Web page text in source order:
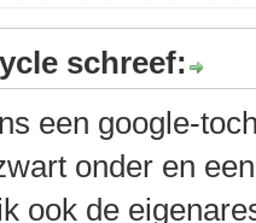
schreef:
een google-
onder en
ook de